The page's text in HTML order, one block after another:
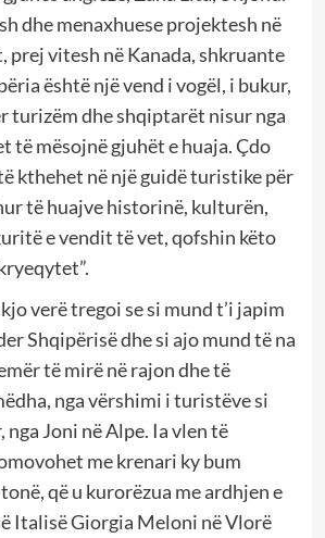
dhe menaxhuese projektesh në
prej vitesh në Kanada, shkruante
është një vend i vogël, i bukur,
turizëm dhe shqiptarët nisur nga
të mësojnë gjuhët e huaja. Çdo
kthehet në një guidë turistike për
të huajve historinë, kulturën,
e vendit të vet, qofshin këto
verë tregoi se si mund t’i japim
Shqipërisë dhe si ajo mund të na
të mirë në rajon dhe të
nga vërshimi i turistëve si
Joni në Alpe. Ia vlen të
me krenari ky bum
që u kurorëzua me ardhjen e
Italisë Giorgia Meloni në Vlorë